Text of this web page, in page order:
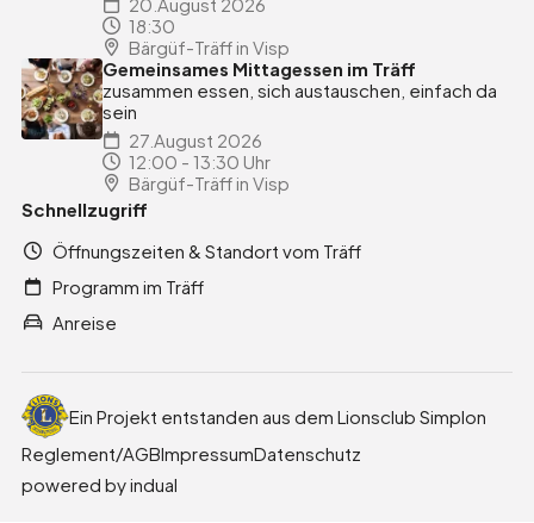
18:30
Bärgüf-Träff in Visp
Gemeinsames Mittagessen im Träff
zusammen essen, sich austauschen, einfach da
sein
27.August 2026
12:00 - 13:30 Uhr
Bärgüf-Träff in Visp
Schnellzugriff
Öffnungszeiten & Standort vom Träff
Programm im Träff
Anreise
Ein Projekt entstanden aus dem Lionsclub Simplon
Reglement/AGBImpressumDatenschutz
powered by indual